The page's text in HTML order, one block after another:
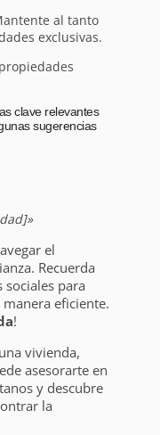
al tanto
exclusivas.
clave relevantes
sugerencias
el
Recuerda
para
eficiente.
!
vivienda,
asesorarte en
y descubre
la